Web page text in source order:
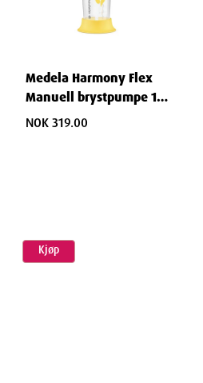
Medela Harmony Flex
Manuell brystpumpe 1
stk
NOK 319.00
Kjøp